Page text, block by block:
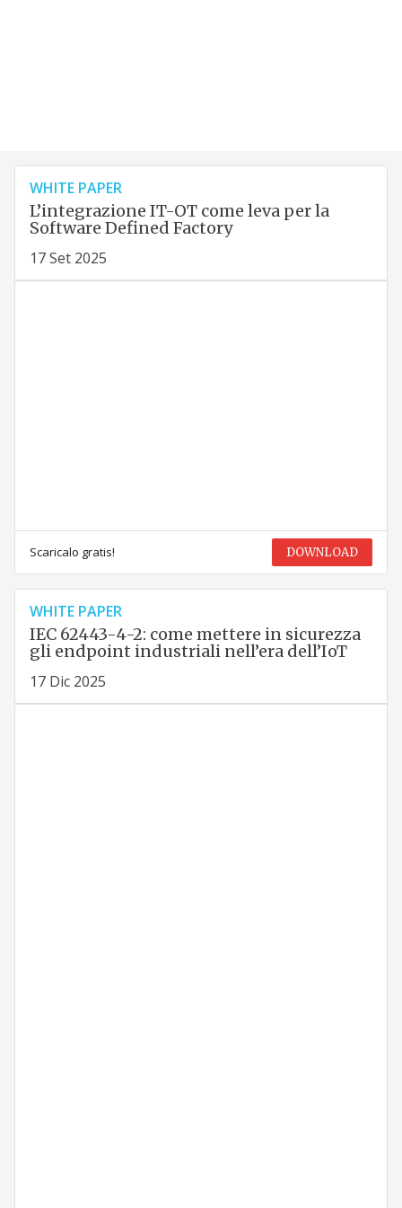
WHITE PAPER
L’integrazione IT-OT come leva per la
Software Defined Factory
17 Set 2025
Scaricalo gratis! DOWNLOAD
WHITE PAPER
IEC 62443-4-2: come mettere in sicurezza
gli endpoint industriali nell’era dell’IoT
17 Dic 2025